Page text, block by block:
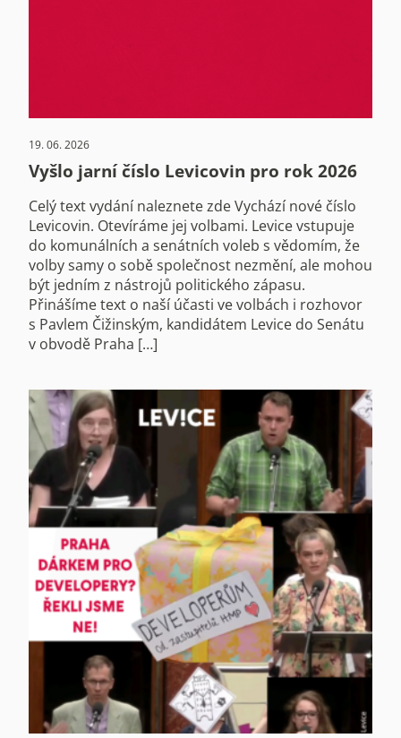
19. 06. 2026
Vyšlo jarní číslo Levicovin pro rok 2026
Celý text vydání naleznete zde Vychází nové číslo
Levicovin. Otevíráme jej volbami. Levice vstupuje
do komunálních a senátních voleb s vědomím, že
volby samy o sobě společnost nezmění, ale mohou
být jedním z nástrojů politického zápasu.
Přinášíme text o naší účasti ve volbách i rozhovor
s Pavlem Čižinským, kandidátem Levice do Senátu
v obvodě Praha […]